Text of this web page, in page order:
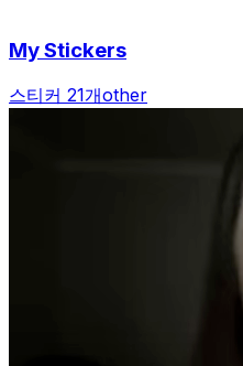
My Stickers
스티커 21개other